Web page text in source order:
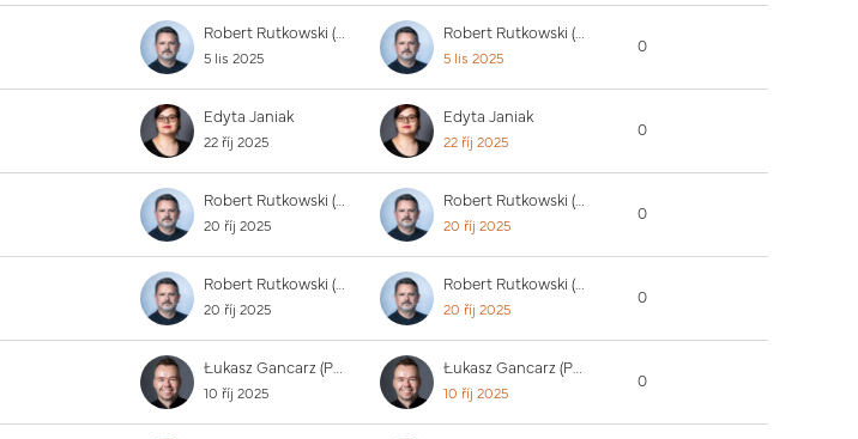
Robert Rutkowski (PUW)
5 lis 2025
Robert Rutkowski (PUW)
5 lis 2025
0
Edyta Janiak
22 říj 2025
Edyta Janiak
22 říj 2025
0
Robert Rutkowski (PUW)
20 říj 2025
Robert Rutkowski (PUW)
20 říj 2025
0
Robert Rutkowski (PUW)
20 říj 2025
Robert Rutkowski (PUW)
20 říj 2025
0
Łukasz Gancarz (PUW)
10 říj 2025
Łukasz Gancarz (PUW)
10 říj 2025
0